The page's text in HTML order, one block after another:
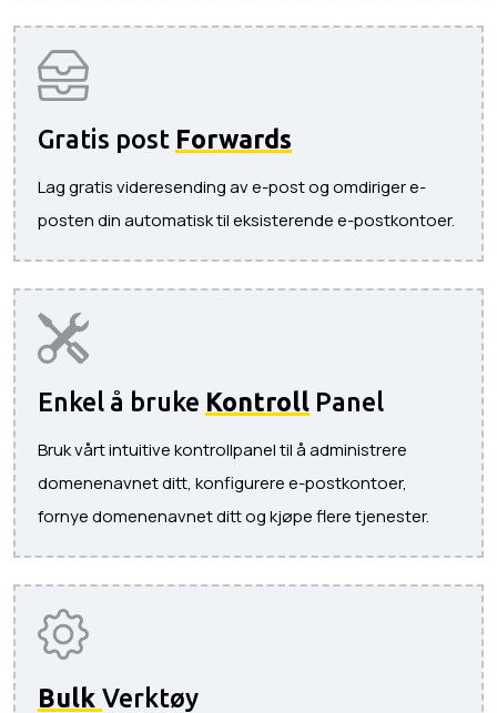
Gratis post Forwards
Lag gratis videresending av e-post og omdiriger e-
posten din automatisk til eksisterende e-postkontoer.
Enkel å bruke Kontroll Panel
Bruk vårt intuitive kontrollpanel til å administrere
domenenavnet ditt, konfigurere e-postkontoer,
fornye domenenavnet ditt og kjøpe flere tjenester.
Bulk Verktøy